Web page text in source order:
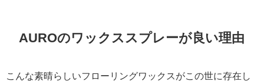
AUROのワックススプレーが良い理由
こんな素晴らしいフローリングワックスがこの世に存在し